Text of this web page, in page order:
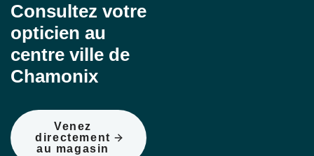
Consultez votre
opticien au
centre ville de
Chamonix
Venez
directement
au magasin